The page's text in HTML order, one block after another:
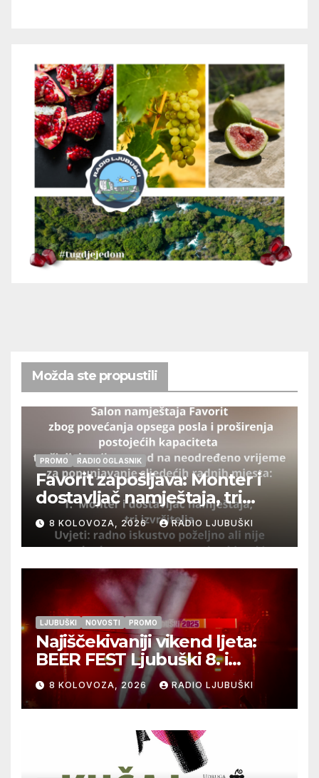
Možda ste propustili
PROMO RADIO OGLASNIK
Favorit zapošljava: Monter i
dostavljač namještaja, tri
izvršitelja
8 KOLOVOZA, 2026 RADIO LJUBUŠKI
LJUBUŠKI NOVOSTI PROMO
Najiščekivaniji vikend ljeta:
BEER FEST Ljubuški 8. i
9.kolovoza
8 KOLOVOZA, 2026 RADIO LJUBUŠKI